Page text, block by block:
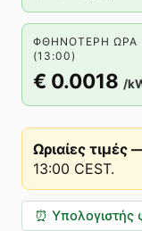
ΦΘΗΝΌΤΕΡΗ ΏΡΑ
(13:00)
€ 0.0018 /
Ωριαίες τιμές
13:00 CEST.
⏰